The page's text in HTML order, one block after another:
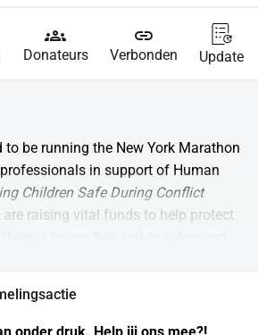
groups
Donateurs
link
Verbonden Update
to be running the New York Marathon
in support of Human
Children Safe During Conflict
are raising vital funds to help protect
secure future.
help us build a safer future for